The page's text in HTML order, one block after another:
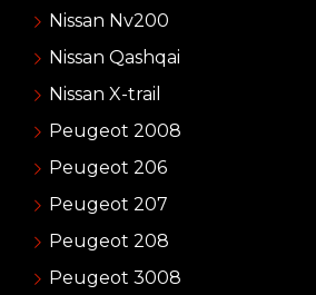
Nissan Nv200
Nissan Qashqai
Nissan X-trail
Peugeot 2008
Peugeot 206
Peugeot 207
Peugeot 208
Peugeot 3008